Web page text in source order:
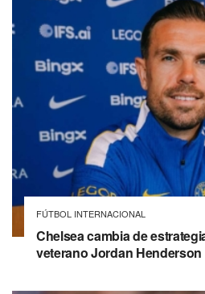
FÚTBOL INTERNACIONAL
Chelsea cambia de
veterano Jordan Henderson